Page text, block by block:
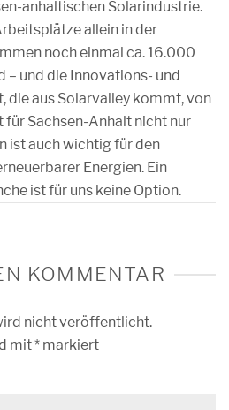
anhaltischen Solarindustrie.
allein in der
noch einmal ca. 16.000
und die Innovations- und
die aus Solarvalley kommt, von
für Sachsen-Anhalt nicht nur
ist auch wichtig für den
Energien. Ein
ist für uns keine Option.
KOMMENTAR
nicht veröffentlicht.
mit* markiert